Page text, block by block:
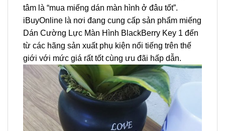
tâm là “mua miếng dán màn hình ở đâu tốt”.
iBuyOnline là nơi đang cung cấp sản phẩm miếng
Dán Cường Lực Màn Hình BlackBerry Key 1 đến
từ các hãng sản xuất phụ kiện nổi tiếng trên thế
giới với mức giá rất tốt cùng ưu đãi hấp dẫn.